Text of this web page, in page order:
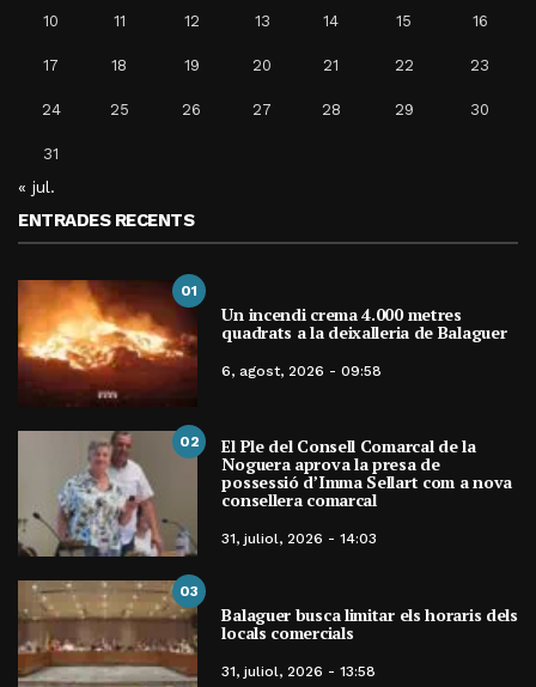
10 11 12 13 14 15 16
17 18 19 20 21 22 23
24 25 26 27 28 29 30
31
« jul.
ENTRADES RECENTS
01
Un incendi crema 4.000 metres
quadrats a la deixalleria de Balaguer
6, agost, 2026 - 09:58
02 El Ple del Consell Comarcal de la
Noguera aprova la presa de
possessió d’Imma Sellart com a nova
consellera comarcal
31, juliol, 2026 - 14:03
03
Balaguer busca limitar els horaris dels
locals comercials
31, juliol, 2026 - 13:58